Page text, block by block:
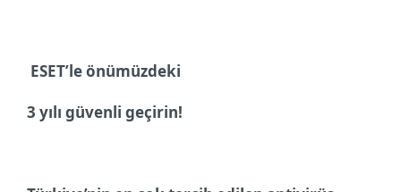
ESET’le önümüzdeki
3 yılı güvenli geçirin!